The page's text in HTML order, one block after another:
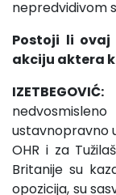
nepredvidivom
Postoji li
akciju aktera
IZETBEGOVIĆ:
ustavnopravno
OHR i za
Britanije su
opozicija, su